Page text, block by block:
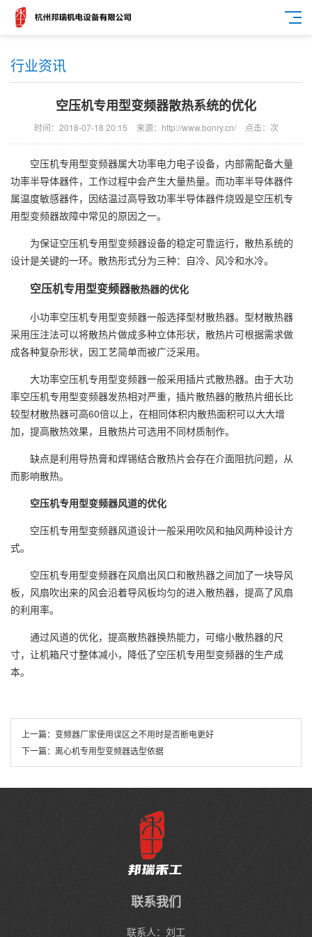
行业资讯
空压机专用型变频器散热系统的优化
时间：2018-07-18 20:15 来源：http://www.bonry.cn/ 点击： 次
空压机专用型变频器属大功率电力电子设备，内部需配备大量
功率半导体器件，工作过程中会产生大量热量。而功率半导体器件
属温度敏感器件，因结温过高导致功率半导体器件烧毁是空压机专
用型变频器故障中常见的原因之一。
为保证空压机专用型变频器设备的稳定可靠运行，散热系统的
设计是关键的一环。散热形式分为三种：自冷、风冷和水冷。
空压机专用型变频器散热器的优化
小功率空压机专用型变频器一般选择型材散热器。型材散热器
采用压注法可以将散热片做成多种立体形状，散热片可根据需求做
成各种复杂形状，因工艺简单而被广泛采用。
大功率空压机专用型变频器一般采用插片式散热器。由于大功
率空压机专用型变频器发热相对严重，插片散热器的散热片细长比
较型材散热器可高60倍以上，在相同体积内散热面积可以大大增
加，提高散热效果，且散热片可选用不同材质制作。
缺点是利用导热膏和焊锡结合散热片会存在介面阻抗问题，从
而影响散热。
空压机专用型变频器风道的优化
空压机专用型变频器风道设计一般采用吹风和抽风两种设计方
式。
空压机专用型变频器在风扇出风口和散热器之间加了一块导风
板，风扇吹出来的风会沿着导风板均匀的进入散热器，提高了风扇
的利用率。
通过风道的优化，提高散热器换热能力，可缩小散热器的尺
寸，让机箱尺寸整体减小，降低了空压机专用型变频器的生产成
本。
上一篇： 变频器厂家使用误区之不用时是否断电更好
下一篇： 离心机专用型变频器选型依据
联系我们
联系人：刘工